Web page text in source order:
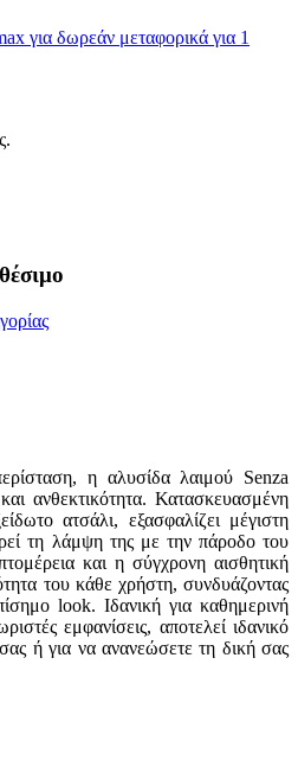
για δωρεάν μεταφορικά για 1
η αλυσίδα λαιμού Senza
ανθεκτικότητα. Κατασκευασμένη
ατσάλι, εξασφαλίζει μέγιστη
τη λάμψη της με την πάροδο του
και η σύγχρονη αισθητική
του κάθε χρήστη, συνδυάζοντας
look. Ιδανική για καθημερινή
εμφανίσεις, αποτελεί ιδανικό
ή για να ανανεώσετε τη δική σας